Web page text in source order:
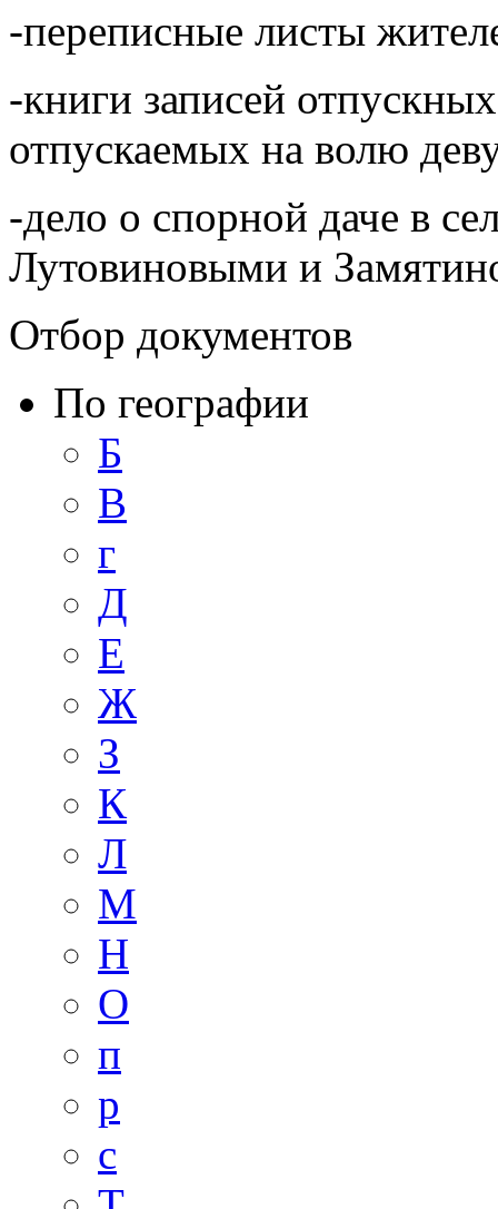
-переписные листы
-книги записей
отпускаемых на волю
-дело о спорной даче в
Лутовиновыми и
Отбор документов
По географии
Б
В
г
Д
Е
Ж
З
К
Л
М
Н
О
п
р
с